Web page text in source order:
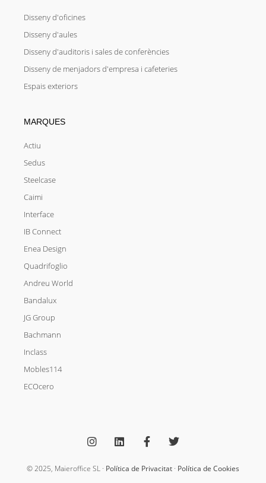
Disseny d'oficines
Disseny d'aules
Disseny d'auditoris i sales de conferències
Disseny de menjadors d'empresa i cafeteries
Espais exteriors
MARQUES
Actiu
Sedus
Steelcase
Caimi
Interface
IB Connect
Enea Design
Quadrifoglio
Andreu World
Bandalux
JG Group
Bachmann
Inclass
Mobles114
ECOcero
s
t
g
n
k
d
c
e
o
i
t
e
© 2025, Maieroffice SL · Política de Privacitat · Política de Cookies